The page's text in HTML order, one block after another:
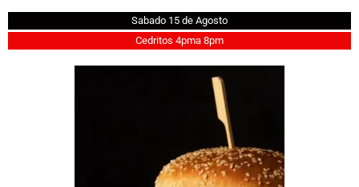
Sabado 15 de Agosto
Cedritos 4pma 8pm